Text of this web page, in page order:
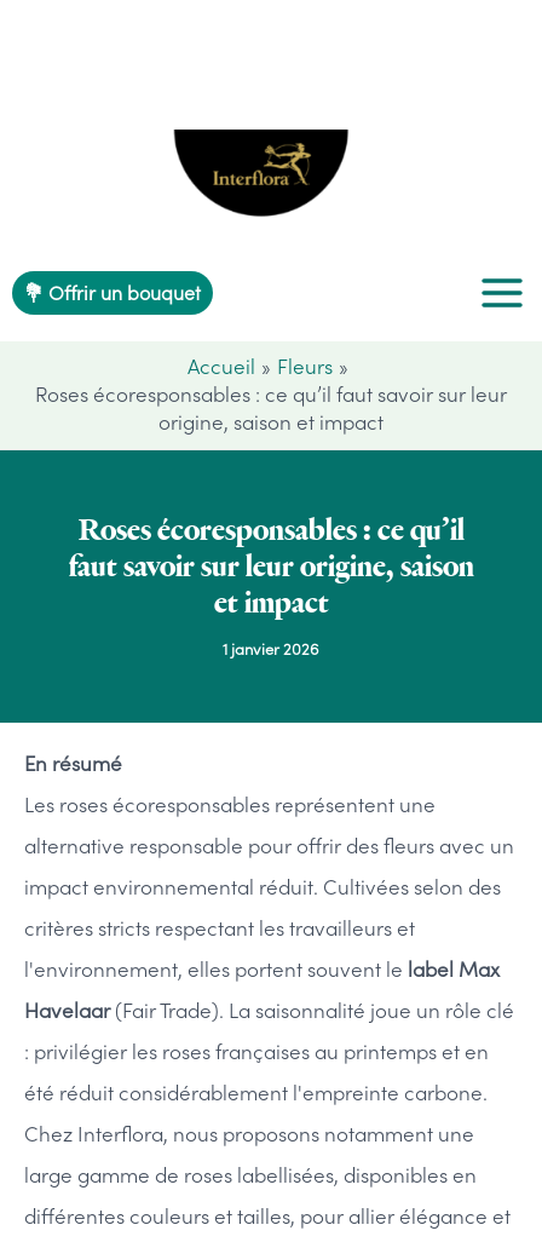
💐 Offrir un bouquet
Accueil
Fleurs
Roses écoresponsables : ce qu’il faut savoir sur leur
origine, saison et impact
Roses écoresponsables : ce qu’il
faut savoir sur leur origine, saison
et impact
1 janvier 2026
En résumé
Les roses écoresponsables représentent une
alternative responsable pour offrir des fleurs avec un
impact environnemental réduit. Cultivées selon des
critères stricts respectant les travailleurs et
l'environnement, elles portent souvent le label Max
Havelaar (Fair Trade). La saisonnalité joue un rôle clé
: privilégier les roses françaises au printemps et en
été réduit considérablement l'empreinte carbone.
Chez Interflora, nous proposons notamment une
large gamme de roses labellisées, disponibles en
différentes couleurs et tailles, pour allier élégance et